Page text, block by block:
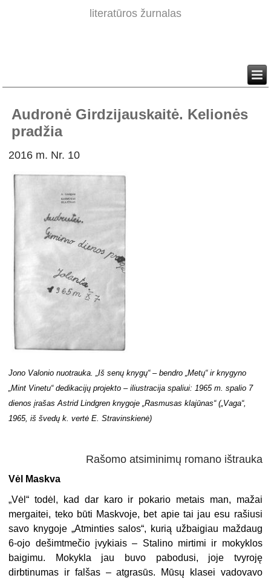
literatūros žurnalas
Audronė Girdzijauskaitė. Kelionės
pradžia
2016 m. Nr. 10
Jono Valonio nuotrauka. „Iš senų knygų“ – bendro „Metų“ ir knygyno
„Mint Vinetu“ dedikacijų projekto – iliustracija spaliui: 1965 m. spalio 7
dienos įrašas Astrid Lindgren knygoje „Rasmusas klajūnas“ („Vaga“,
1965, iš švedų k. vertė E. Stravinskienė)
Rašomo atsiminimų romano ištrauka
Vėl Maskva
„Vėl“ todėl, kad dar karo ir pokario metais man, mažai
mergaitei, teko būti Maskvoje, bet apie tai jau esu rašiusi
savo knygoje „Atminties salos“, kurią užbaigiau maždaug
6-ojo dešimtmečio įvykiais – Stalino mirtimi ir mokyklos
baigimu. Mokykla jau buvo pabodusi, joje tvyroję
dirbtinumas ir falšas – atgrasūs. Mūsų klasei vadovavo